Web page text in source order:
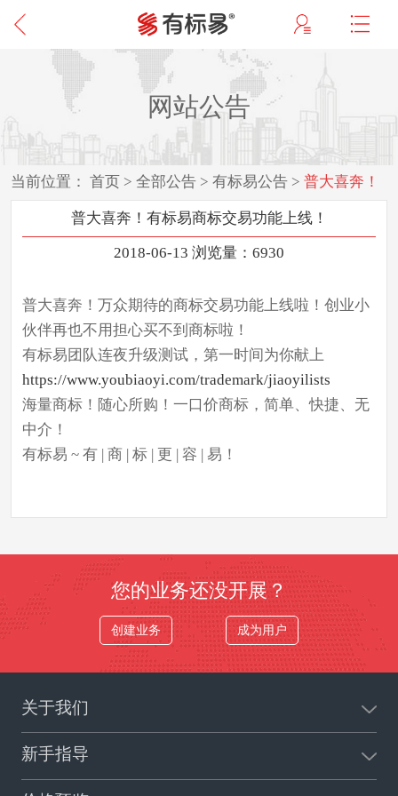
网站公告
当前位置： 首页 > 全部公告 > 有标易公告 > 普大喜奔！
有标易商标交易功能上线！
普大喜奔！有标易商标交易功能上线！
2018-06-13 浏览量：6930
普大喜奔！万众期待的商标交易功能上线啦！创业小
伙伴再也不用担心买不到商标啦！
有标易团队连夜升级测试，第一时间为你献上
https://www.youbiaoyi.com/trademark/jiaoyilists
海量商标！随心所购！一口价商标，简单、快捷、无
中介！
有标易 ~ 有 | 商 | 标 | 更 | 容 | 易！
您的业务还没开展？
创建业务 成为用户
关于我们
新手指导